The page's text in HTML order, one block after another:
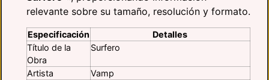
relevante sobre su tamaño, resolución y formato.
Especificación
Detalles
Título de la
Obra
Surfero
Artista
Vamp